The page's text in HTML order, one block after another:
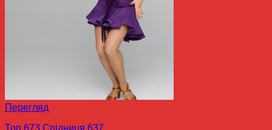
Перегляд
Топ 673 Спідниця 637